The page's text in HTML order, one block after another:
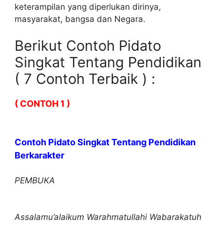
keterampilan yang diperlukan dirinya,
masyarakat, bangsa dan Negara.
Berikut Contoh Pidato
Singkat Tentang Pendidikan
( 7 Contoh Terbaik ) :
( CONTOH 1 )
Contoh Pidato Singkat Tentang Pendidikan
Berkarakter
PEMBUKA
Assalamu’alaikum Warahmatullahi Wabarakatuh